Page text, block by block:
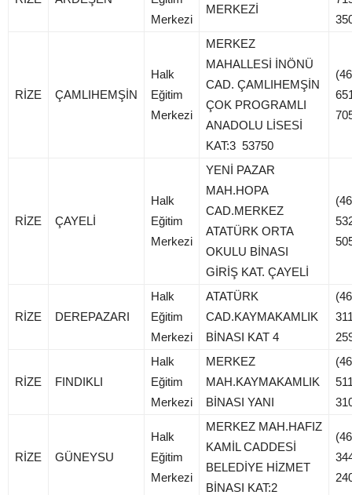
Merkezi
MERKEZİ
RİZE ÇAMLIHEMŞİN
Halk
Eğitim
Merkezi
MERKEZ
MAHALLESİ İNÖNÜ
CAD. ÇAMLIHEMŞİN
ÇOK PROGRAMLI
ANADOLU LİSESİ
KAT:3 53750
RİZE ÇAYELİ
Halk
Eğitim
Merkezi
YENİ PAZAR
MAH.HOPA
CAD.MERKEZ
ATATÜRK ORTA
OKULU BİNASI
GİRİŞ KAT. ÇAYELİ
RİZE DEREPAZARI
Halk
Eğitim
Merkezi
ATATÜRK
CAD.KAYMAKAMLIK
BİNASI KAT 4
RİZE FINDIKLI
Halk
Eğitim
Merkezi
MERKEZ
MAH.KAYMAKAMLIK
BİNASI YANI
RİZE GÜNEYSU
Halk
Eğitim
Merkezi
MERKEZ MAH.HAFIZ
KAMİL CADDESİ
BELEDİYE HİZMET
BİNASI KAT:2